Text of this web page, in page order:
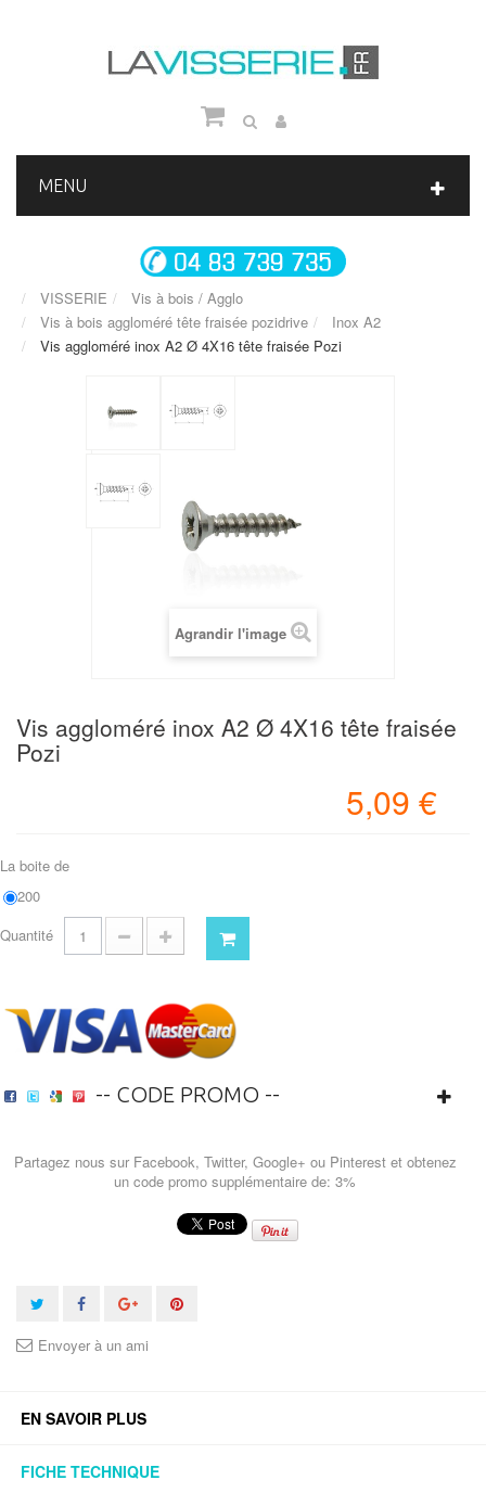
MENU
VISSERIE
Vis à bois / Agglo
Vis à bois aggloméré tête fraisée pozidrive
Inox A2
Vis aggloméré inox A2 Ø 4X16 tête fraisée Pozi
Agrandir l'image
Vis aggloméré inox A2 Ø 4X16 tête fraisée
Pozi
5,09 €
La boite de
200
Quantité
-- CODE PROMO --
Partagez nous sur Facebook, Twitter, Google+ ou Pinterest et obtenez
un code promo supplémentaire de: 3%
Envoyer à un ami
EN SAVOIR PLUS
FICHE TECHNIQUE